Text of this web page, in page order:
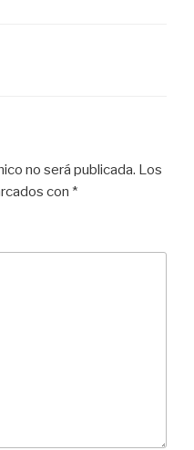
no será publicada. Los
con *